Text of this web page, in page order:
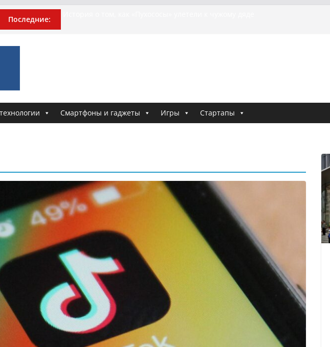
Последние:
Смартфоны и гаджеты Игры Стартапы